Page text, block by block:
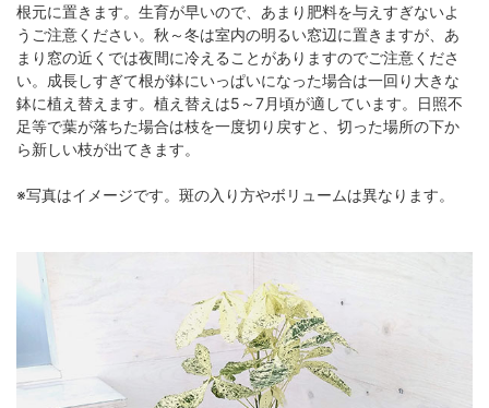
根元に置きます。生育が早いので、あまり肥料を与えすぎないよ
うご注意ください。秋～冬は室内の明るい窓辺に置きますが、あ
まり窓の近くでは夜間に冷えることがありますのでご注意くださ
い。成長しすぎて根が鉢にいっぱいになった場合は一回り大きな
鉢に植え替えます。植え替えは5～7月頃が適しています。日照不
足等で葉が落ちた場合は枝を一度切り戻すと、切った場所の下か
ら新しい枝が出てきます。
※写真はイメージです。斑の入り方やボリュームは異なります。